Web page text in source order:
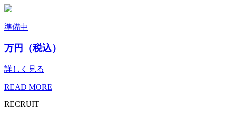
準備中
万円（税込）
詳しく見る
READ MORE
RECRUIT